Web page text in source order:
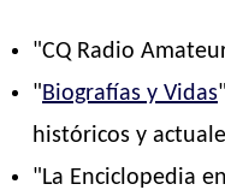
"CQ Radio
"Biografías y Vidas
históricos y
"La Enciclopedia